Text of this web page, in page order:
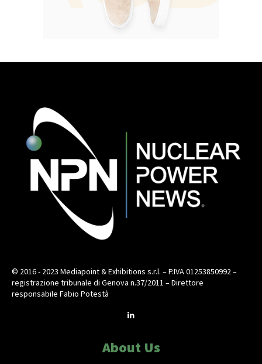
© 2016 - 2023 Mediapoint & Exhibitions s.r.l. – P.IVA 01253850992 –
registrazione tribunale di Genova n.37/2011 – Direttore
responsabile Fabio Potestà
About Us